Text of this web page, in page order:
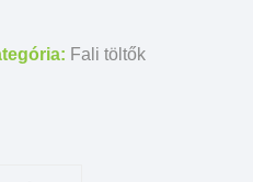
Fali töltők